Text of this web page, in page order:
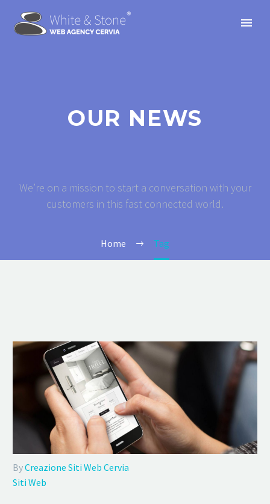
OUR NEWS
We’re on a mission to start a conversation with your
customers in this fast connected world.
Home Tag
ByCreazione Siti Web Cervia
Siti Web